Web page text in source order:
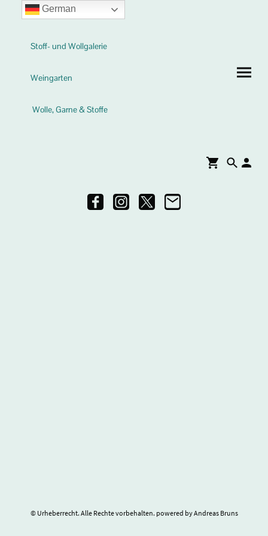
Stoff- und Wollgalerie
Weingarten
Wolle, Garne & Stoffe
© Urheberrecht. Alle Rechte vorbehalten. powered by Andreas Bruns
German